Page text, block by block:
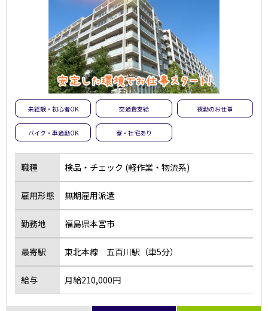
未経験・初心者OK 交通費支給 夜勤のお仕事
バイク・車通勤OK 寮・社宅あり
職種 検品・チェック (軽作業・物流系)
雇用形態 無期雇用派遣
勤務地 福島県本宮市
最寄駅 東北本線 五百川駅（車5分）
給与 月給210,000円